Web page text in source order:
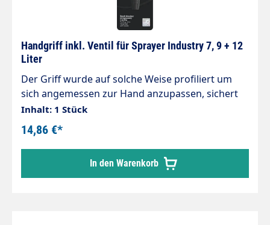
Handgriff inkl. Ventil für Sprayer Industry 7, 9 + 12
Liter
Der Griff wurde auf solche Weise profiliert um
sich angemessen zur Hand anzupassen, sichert
einen sicheren Halt und präzise Mitteldosierung,
ebenso für Rechts- als auch Linkshändler. Der
Dosierventil ist in eine automatische Sperrung in
einer eingeschalteten Position ausgestattet,
deswegen ist es nicht nötig, den Knopf während
langdauerndes Sprühens zu halten. Kolbe des
Inhalt: 1 Stück
14,86 €*
In den Warenkorb